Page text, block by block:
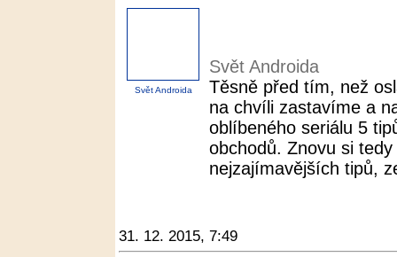
Svět Androida
Svět Androida
Těsně před tím, než
na chvíli zastavíme a
oblíbeného seriálu 5
obchodů. Znovu si
nejzajímavějších tipů,
31. 12. 2015, 7:49